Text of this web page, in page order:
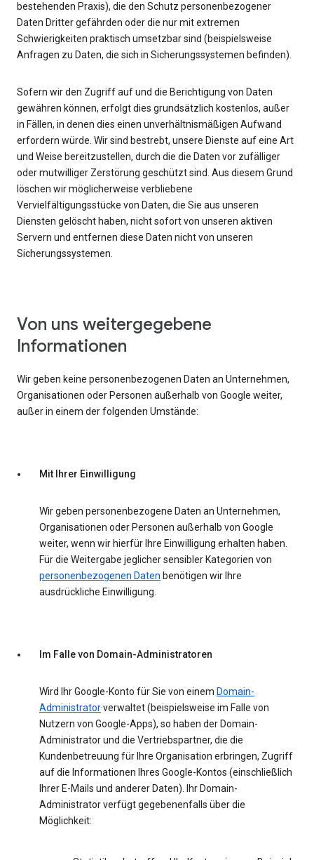
bestehenden Praxis), die den Schutz personenbezogener
Daten Dritter gefährden oder die nur mit extremen
Schwierigkeiten praktisch umsetzbar sind (beispielsweise
Anfragen zu Daten, die sich in Sicherungssystemen befinden).
Sofern wir den Zugriff auf und die Berichtigung von Daten
gewähren können, erfolgt dies grundsätzlich kostenlos, außer
in Fällen, in denen dies einen unverhältnismäßigen Aufwand
erfordern würde. Wir sind bestrebt, unsere Dienste auf eine Art
und Weise bereitzustellen, durch die die Daten vor zufälliger
oder mutwilliger Zerstörung geschützt sind. Aus diesem Grund
löschen wir möglicherweise verbliebene
Vervielfältigungsstücke von Daten, die Sie aus unseren
Diensten gelöscht haben, nicht sofort von unseren aktiven
Servern und entfernen diese Daten nicht von unseren
Sicherungssystemen.
Von uns weitergegebene
Informationen
Wir geben keine personenbezogenen Daten an Unternehmen,
Organisationen oder Personen außerhalb von Google weiter,
außer in einem der folgenden Umstände:
Mit Ihrer Einwilligung
Wir geben personenbezogene Daten an Unternehmen,
Organisationen oder Personen außerhalb von Google
weiter, wenn wir hierfür Ihre Einwilligung erhalten haben.
Für die Weitergabe jeglicher sensibler Kategorien von
personenbezogenen Daten benötigen wir Ihre
ausdrückliche Einwilligung.
Im Falle von Domain-Administratoren
Wird Ihr Google-Konto für Sie von einem Domain-
Administrator·verwaltet (beispielsweise im Falle von
Nutzern von Google-Apps), so haben der Domain-
Administrator und die Vertriebspartner, die die
Kundenbetreuung für Ihre Organisation erbringen, Zugriff
auf die Informationen Ihres Google-Kontos (einschließlich
Ihrer E-Mails und anderer Daten). Ihr Domain-
Administrator verfügt gegebenenfalls über die
Möglichkeit: